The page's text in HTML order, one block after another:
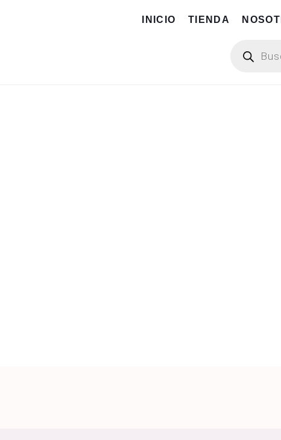
INICIO TIENDA